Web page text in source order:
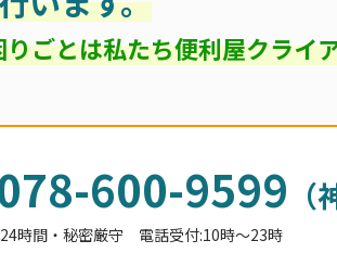
ごとは私たち便利屋クライ
600-9599
時間・秘密厳守 電話受付:10時～23時